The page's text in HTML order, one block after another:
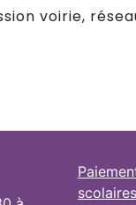
voirie,